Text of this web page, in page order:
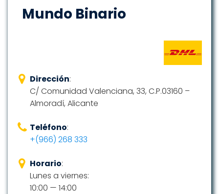
Mundo Binario
Dirección:
C/ Comunidad Valenciana, 33, C.P.03160 –
Almoradí, Alicante
Teléfono:
+(966) 268 333
Horario:
Lunes a viernes:
10:00 — 14:00